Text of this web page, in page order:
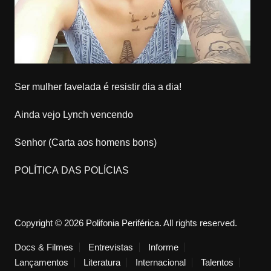
Ser mulher favelada é resistir dia a dia!
Ainda vejo Lynch vencendo
Senhor (Carta aos homens bons)
POLÍTICA DAS POLÍCIAS
Copyright © 2026 Polifonia Periférica. All rights reserved.
Docs & Filmes Entrevistas
Informe
Lançamentos
Literatura Internacional Talentos